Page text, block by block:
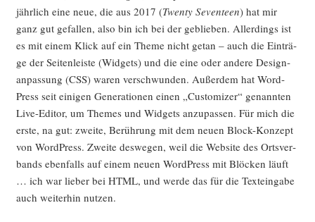
jähr­lich eine neue, die aus 2017 (Twen­ty Seven­teen) hat mir
ganz gut gefal­len, also bin ich bei der geblie­ben. Aller­dings ist
es mit einem Klick auf ein The­me nicht getan – auch die Ein­trä­
ge der Sei­ten­leis­te (Wid­gets) und die eine oder ande­re Design­
an­pas­sung (CSS) waren ver­schwun­den. Außer­dem hat Word­
Press seit eini­gen Gene­ra­tio­nen einen „Cus­to­mi­zer“ genann­ten
Live-Edi­tor, um The­mes und Wid­gets anzu­pas­sen. Für mich die
ers­te, na gut: zwei­te, Berüh­rung mit dem neu­en Block-Kon­zept
von Word­Press. Zwei­te des­we­gen, weil die Web­site des Orts­ver­
bands eben­falls auf einem neu­en Word­Press mit Blö­cken läuft
… ich war lie­ber bei HTML, und wer­de das für die Text­ein­ga­be
auch wei­ter­hin nutzen.